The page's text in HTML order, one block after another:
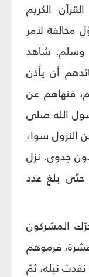
الكريم
مخالفة لأمر
وسلم. شاهد
أن يأذن
فنهاهم عن
الله صلى
النزول سواء
جدوى. نزل
حتّى بلغ عدد
المشركون
فرموهم
نفدت نبله، ثمّ